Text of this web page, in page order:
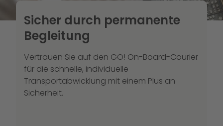
Sicher durch permanente
Begleitung
Vertrauen Sie auf den GO! On-Board-Courier
für die schnelle, individuelle
Transportabwicklung mit einem Plus an
Sicherheit.